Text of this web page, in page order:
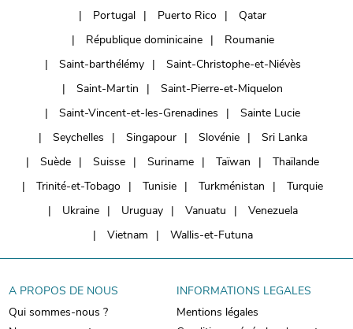
Portugal
Puerto Rico
Qatar
République dominicaine
Roumanie
Saint-barthélémy
Saint-Christophe-et-Niévès
Saint-Martin
Saint-Pierre-et-Miquelon
Saint-Vincent-et-les-Grenadines
Sainte Lucie
Seychelles
Singapour Slovénie
Sri Lanka
Suède
Suisse Suriname Taïwan
Thaïlande
Trinité-et-Tobago
Tunisie Turkménistan
Turquie
Ukraine
Uruguay Vanuatu
Venezuela
Vietnam
Wallis-et-Futuna
A PROPOS DE NOUS
Qui sommes-nous ?
INFORMATIONS LEGALES
Mentions légales